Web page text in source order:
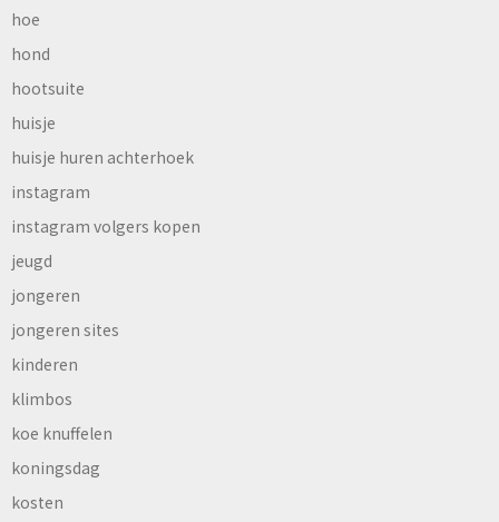
hoe
hond
hootsuite
huisje
huisje huren achterhoek
instagram
instagram volgers kopen
jeugd
jongeren
jongeren sites
kinderen
klimbos
koe knuffelen
koningsdag
kosten